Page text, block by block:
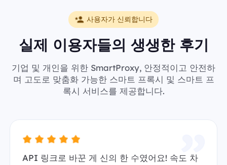
사용자가 신뢰합니다
실제 이용자들의 생생한 후기
기업 및 개인을 위한 SmartProxy, 안정적이고 안전하
며 고도로 맞춤화 가능한 스마트 프록시 및 스마트 프
록시 서비스를 제공합니다.
API 링크로 바꾼 게 신의 한 수였어요! 속도 차